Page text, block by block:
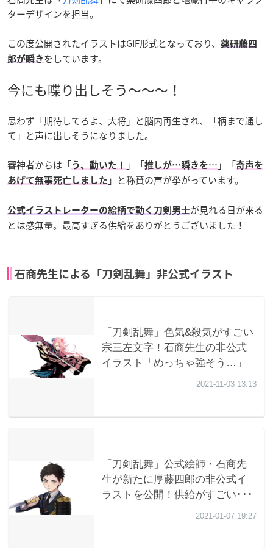
ターデザインを担当。
この度公開されたイラストはGIF形式となっており、
薬研藤四
郎が瞬き をしています。
今にも喋り出しそう〜〜〜！
思わず「期待してろよ、大将」と脳内再生され、「柄まで通し
て」と声に出しそうになりました。
審神者からは「う、動いた！ 」「推しが…瞬きを… 」「奇声を
あげて無事死亡しました 」と称賛の声が挙がっています。
公式イラストレーターの絵柄で動く刀剣男士が見れる日が来る
とは感無量。最高すぎる供給をありがとうございました！
石商先生による「刀剣乱舞」非公式イラスト